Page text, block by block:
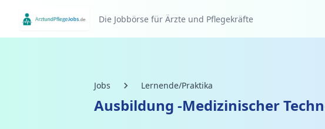
Die Jobbörse für Ärzte und Pflegekräfte
Jobs Lernende/Praktika
Ausbildung -Medizinischer